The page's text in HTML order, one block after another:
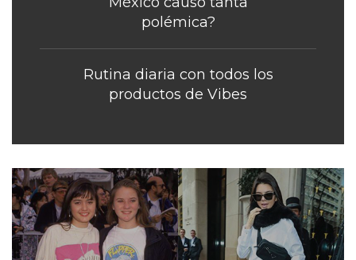
polémica?
Rutina diaria con todos los
productos de Vibes